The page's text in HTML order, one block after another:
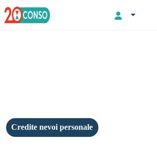
Credite nevoi personale